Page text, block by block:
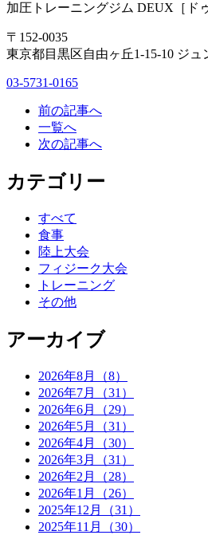
加圧トレーニングジム DEUX［ドゥ
〒152-0035
東京都目黒区自由ヶ丘1-15-10 ジュ
03-5731-0165
前の記事へ
一覧へ
次の記事へ
カテゴリー
すべて
食事
陸上大会
フィジーク大会
トレーニング
その他
アーカイブ
2026年8月（8）
2026年7月（31）
2026年6月（29）
2026年5月（31）
2026年4月（30）
2026年3月（31）
2026年2月（28）
2026年1月（26）
2025年12月（31）
2025年11月（30）